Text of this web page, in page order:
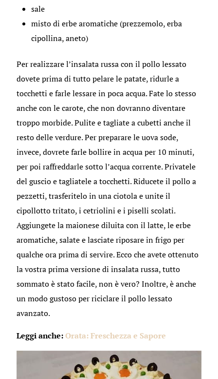
sale
misto di erbe aromatiche (prezzemolo, erba
cipollina, aneto)
Per realizzare l’insalata russa con il pollo lessato
dovete prima di tutto pelare le patate, ridurle a
tocchetti e farle lessare in poca acqua. Fate lo stesso
anche con le carote, che non dovranno diventare
troppo morbide. Pulite e tagliate a cubetti anche il
resto delle verdure. Per preparare le uova sode,
invece, dovrete farle bollire in acqua per 10 minuti,
per poi raffreddarle sotto l’acqua corrente. Privatele
del guscio e tagliatele a tocchetti. Riducete il pollo a
pezzetti, trasferitelo in una ciotola e unite il
cipollotto tritato, i cetriolini e i piselli scolati.
Aggiungete la maionese diluita con il latte, le erbe
aromatiche, salate e lasciate riposare in frigo per
qualche ora prima di servire. Ecco che avete ottenuto
la vostra prima versione di insalata russa, tutto
sommato è stato facile, non è vero? Inoltre, è anche
un modo gustoso per riciclare il pollo lessato
avanzato.
Leggi anche:Orata: Freschezza e Sapore